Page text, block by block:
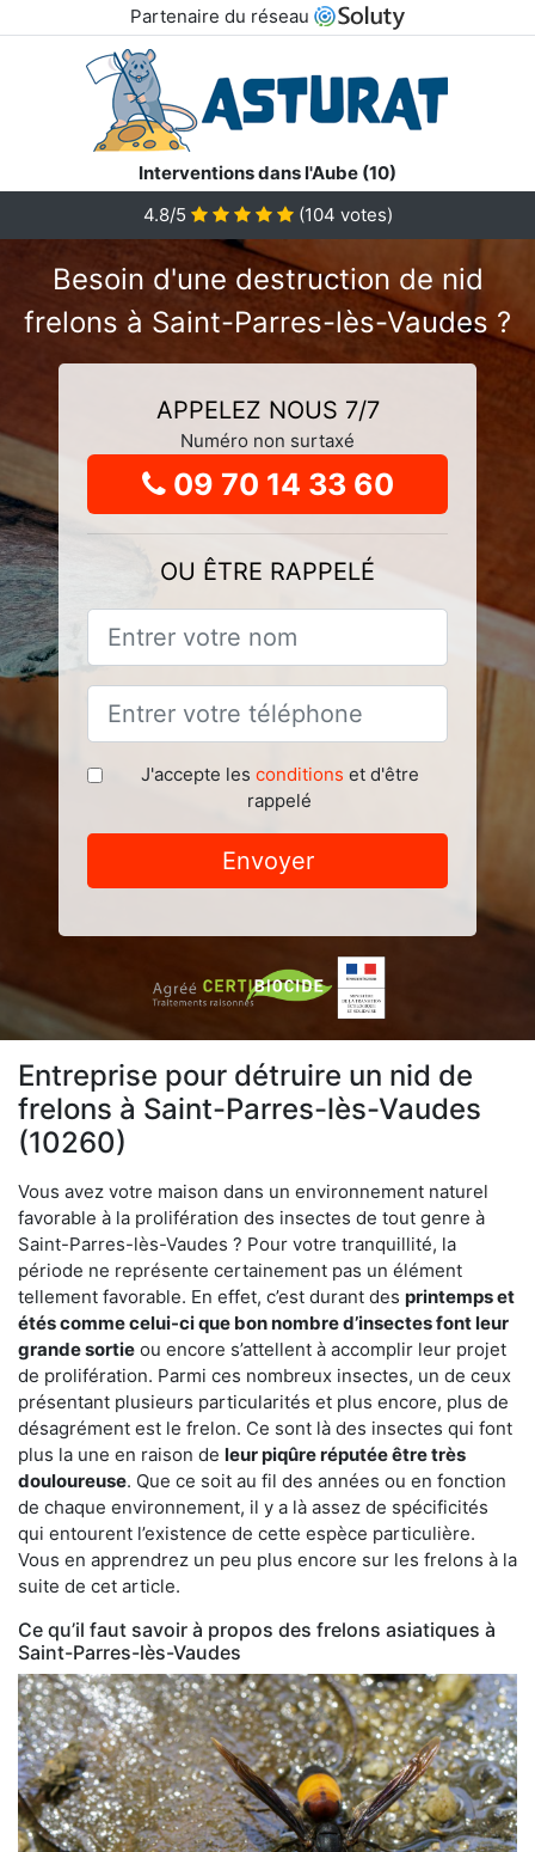
Partenaire du réseau
Interventions dans l'Aube (10)
4.8/5 (104 votes)
Besoin d'une destruction de nid
frelons à Saint-Parres-lès-Vaudes ?
APPELEZ NOUS 7/7
Numéro non surtaxé
09 70 14 33 60
OU ÊTRE RAPPELÉ
J'accepte les conditions et d'être
rappelé
Envoyer
Entreprise pour détruire un nid de
frelons à Saint-Parres-lès-Vaudes
(10260)
Vous avez votre maison dans un environnement naturel
favorable à la prolifération des insectes de tout genre à
Saint-Parres-lès-Vaudes ? Pour votre tranquillité, la
période ne représente certainement pas un élément
tellement favorable. En effet, c’est durant des printemps et
étés comme celui-ci que bon nombre d’insectes font leur
grande sortie ou encore s’attellent à accomplir leur projet
de prolifération. Parmi ces nombreux insectes, un de ceux
présentant plusieurs particularités et plus encore, plus de
désagrément est le frelon. Ce sont là des insectes qui font
plus la une en raison de leur piqûre réputée être très
douloureuse. Que ce soit au fil des années ou en fonction
de chaque environnement, il y a là assez de spécificités
qui entourent l’existence de cette espèce particulière.
Vous en apprendrez un peu plus encore sur les frelons à la
suite de cet article.
Ce qu’il faut savoir à propos des frelons asiatiques à
Saint-Parres-lès-Vaudes